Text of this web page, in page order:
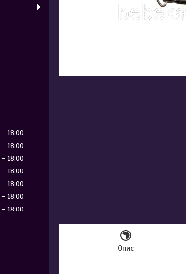
Опис
18:00
18:00
18:00
18:00
18:00
18:00
18:00